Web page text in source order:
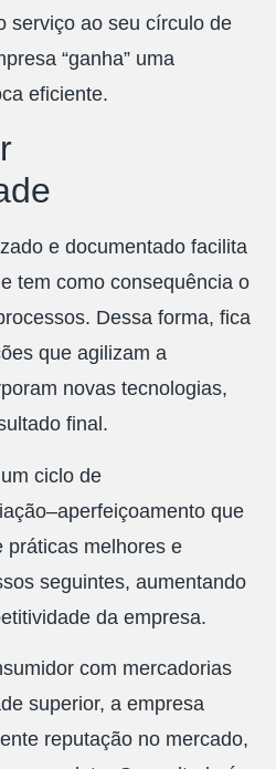
serviço ao seu círculo de
“ganha” uma
eficiente.
e documentado facilita
tem como consequência o
Dessa forma, fica
que agilizam a
novas tecnologias,
final.
ciclo de
que
práticas melhores e
seguintes, aumentando
da empresa.
com mercadorias
superior, a empresa
reputação no mercado,